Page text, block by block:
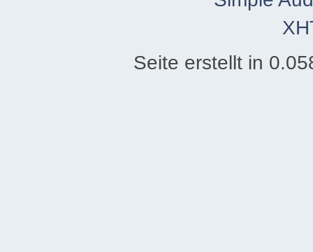
Seite erstellt in